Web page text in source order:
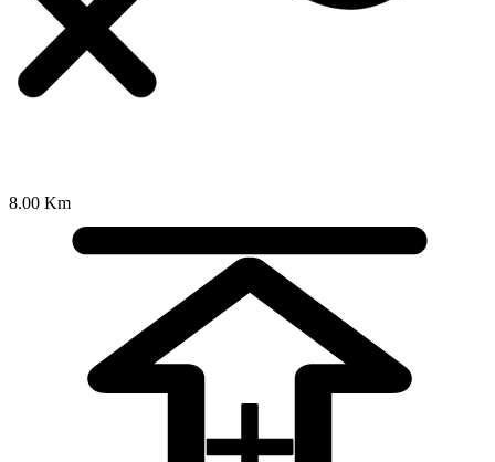
8.00 Km